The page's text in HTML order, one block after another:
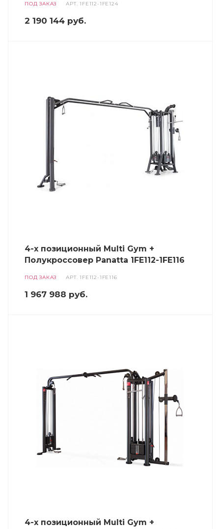
ПОД ЗАКАЗ АРТ.1FE112-1FE124
2 190 144 руб.
4-х позиционный Multi Gym +
Полукроссовер Panatta 1FE112-1FE116
ПОД ЗАКАЗ АРТ.1FE112-1FE116
1 967 988 руб.
4-х позиционный Multi Gym +